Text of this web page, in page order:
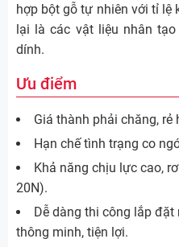
hợp bột gỗ tự nhiên với tỉ lệ
lại là các vật liệu nhân
dính.
Ưu điểm
Giá thành phải chăng,
Hạn chế tình trạng co
Khả năng chịu lực cao,
20N).
Dễ dàng thi công lắp đặt
thông minh, tiện lợi.